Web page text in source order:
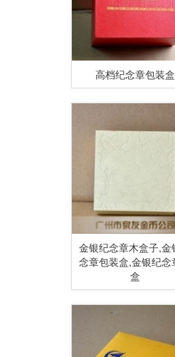
高档纪念章包装盒
金银纪念章木盒子,金
念章包装盒,金银纪念
盒